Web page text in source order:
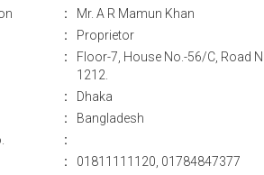
:
Mr. A R Mamun Khan
:
Proprietor
:
Floor-7, House No.-56/C, Road
1212.
:
Dhaka
:
Bangladesh
:
:
01811111120, 01784847377